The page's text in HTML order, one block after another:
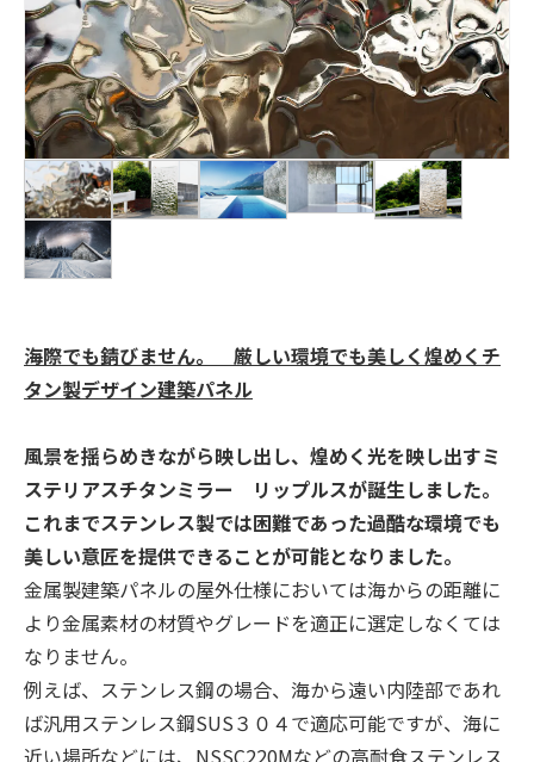
海際でも錆びません。 厳しい環境でも美しく煌めくチ
タン製デザイン建築パネル
風景を揺らめきながら映し出し、煌めく光を映し出すミ
ステリアスチタンミラー リップルスが誕生しました。
これまでステンレス製では困難であった過酷な環境でも
美しい意匠を提供できることが可能となりました。
金属製建築パネルの屋外仕様においては海からの距離に
より金属素材の材質やグレードを適正に選定しなくては
なりません。
例えば、ステンレス鋼の場合、海から遠い内陸部であれ
ば汎用ステンレス鋼SUS３０４で適応可能ですが、海に